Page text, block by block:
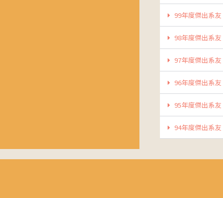
99年度傑出系友
98年度傑出系友
97年度傑出系友
96年度傑出系友
95年度傑出系友
94年度傑出系友